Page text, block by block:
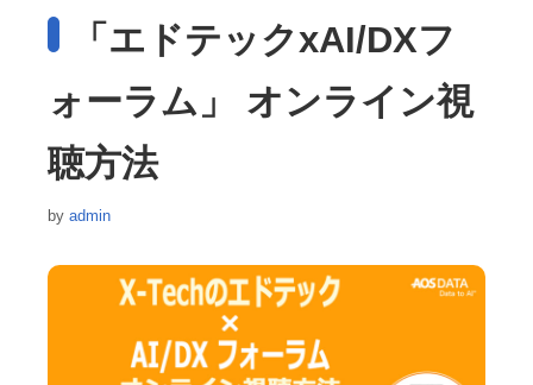
「エドテックxAI/DXフ
ォーラム」 オンライン視
聴方法
by admin